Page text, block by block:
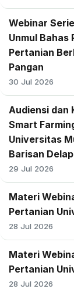
Webinar
Unmul
Pertanian
Pangan
30 Jul 2026
Audiensi dan
Smart
Universitas
Barisan
29 Jul 2026
Materi
Pertanian
28 Jul 2026
Materi
Pertanian
28 Jul 2026